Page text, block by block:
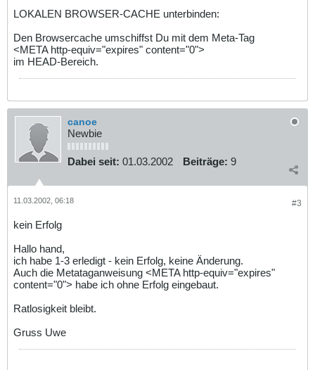
LOKALEN BROWSER-CACHE unterbinden:
Den Browsercache umschiffst Du mit dem Meta-Tag
<META http-equiv="expires" content="0">
im HEAD-Bereich.
canoe
Newbie
Dabei seit: 01.03.2002 Beiträge: 9
#3
11.03.2002, 06:18
kein Erfolg
Hallo hand,
ich habe 1-3 erledigt - kein Erfolg, keine Änderung.
Auch die Metataganweisung <META http-equiv="expires"
content="0"> habe ich ohne Erfolg eingebaut.
Ratlosigkeit bleibt.
Gruss Uwe